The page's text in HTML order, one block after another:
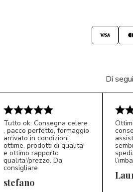
Di
S*
Tutto ok. Consegna celere
, pacco perfetto, formaggio
arrivato in condizioni
ottime, prodotti di qualita'
e ottimo rapporto
qualita'/prezzo. Da
consigliare
stefano LP